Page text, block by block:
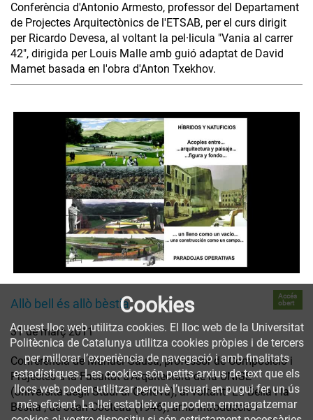
Conferència d'Antonio Armesto, professor del Departament
de Projectes Arquitectònics de l'ETSAB, per el curs dirigit
per Ricardo Devesa, al voltant la pel·licula "Vania al carrer
42", dirigida per Louis Malle amb guió adaptat de David
Mamet basada en l'obra d'Anton Txekhov.
Allò bell és allò bèstia
Accés
obert
31 de març 2011
Conferència de Manuel Gausa, professor de Composició i
Projectes a la Facultat d'Arquitectura de la UNIGE
(Università degli Studi di Genova), al voltant "La Bella i la
Bèstia", de Jean Cocteau (1946), amb introducció i
Cookies
Aquest lloc web utilitza cookies. El lloc web de la Universitat
Politècnica de Catalunya utilitza cookies pròpies i de tercers
per millorar l’experiència de navegació i amb finalitats
estadístiques. Les cookies són petits arxius de text que els
llocs web poden utilitzar perquè l’usuari en pugui fer un ús
més eficient. La llei estableix que podem emmagatzemar